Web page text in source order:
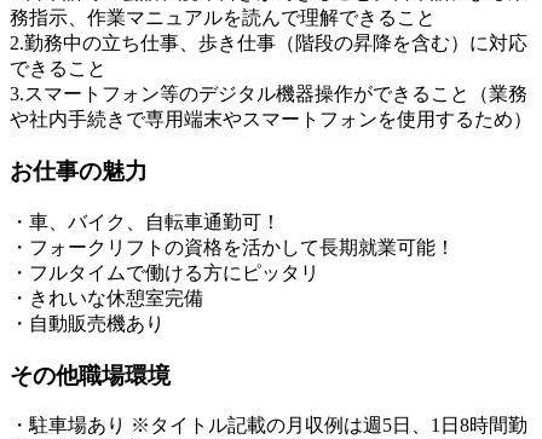
務指示、作業マニュアルを読んで理解できること
2.勤務中の立ち仕事、歩き仕事（階段の昇降を含む）に対応
できること
3.スマートフォン等のデジタル機器操作ができること（業務
や社内手続きで専用端末やスマートフォンを使用するため）
お仕事の魅力
・車、バイク、自転車通勤可！
・フォークリフトの資格を活かして長期就業可能！
・フルタイムで働ける方にピッタリ
・きれいな休憩室完備
・自動販売機あり
その他職場環境
・駐車場あり ※タイトル記載の月収例は週5日、1日8時間勤